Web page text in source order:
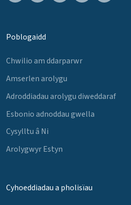
Poblogaidd
Chwilio am ddarparwr
Amserlen arolygu
Adroddiadau arolygu diweddaraf
Esbonio adnoddau gwella
Cysylltu â Ni
Arolygwyr Estyn
Cyhoeddiadau a pholisïau